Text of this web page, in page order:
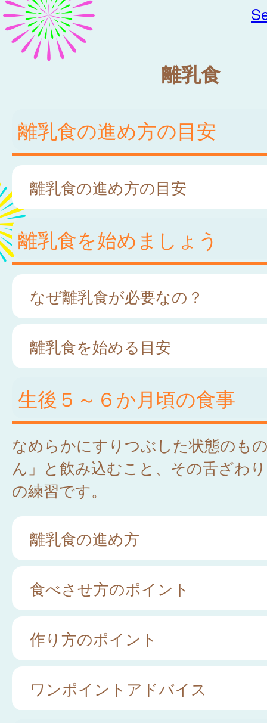
離乳食
離乳食の進め方の目安
離乳食の進め方の目安
離乳食を始めましょう
なぜ離乳食が必要なの？
離乳食を始める目安
生後５～６か月頃の食事
なめらかにすりつぶした状態のも
ん」と飲み込むこと、その舌ざわ
の練習です。
離乳食の進め方
食べさせ方のポイント
作り方のポイント
ワンポイントアドバイス